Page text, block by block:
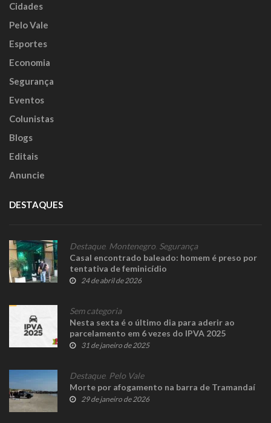
Cidades
Pelo Vale
Esportes
Economia
Segurança
Eventos
Colunistas
Blogs
Editais
Anuncie
DESTAQUES
Destaque, Montenegro Segurança
Casal encontrado baleado: homem é preso por
tentativa de feminicídio
24 de abril de 2026
Sem categoria
Nesta sexta é o último dia para aderir ao
parcelamento em 6 vezes do IPVA 2025
31 de janeiro de 2025
Destaque, Pelo Vale
Morte por afogamento na barra de Tramandaí
29 de janeiro de 2026